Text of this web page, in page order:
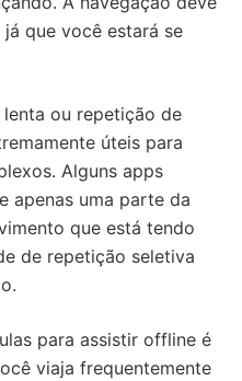
que você estará se
lenta ou repetição de
úteis para
Alguns apps
apenas uma parte da
que está tendo
de repetição seletiva
para assistir offline é
viaja frequentemente